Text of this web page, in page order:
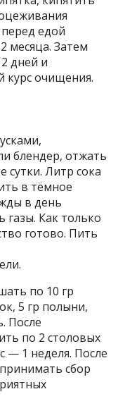
едой
месяца. Затем
дней и
курс очищения.
блендер, отжать
сутки. Литр сока
в тёмное
в день
Как только
готово. Пить
по 10 гр
5 гр полыни,
После
по 2 столовых
— 1 неделя. После
сбор